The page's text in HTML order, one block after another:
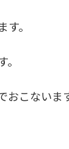
。
こないま